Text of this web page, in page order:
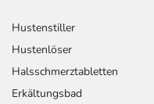
Hustenstiller
Hustenlöser
Halsschmerztabletten
Erkältungsbad